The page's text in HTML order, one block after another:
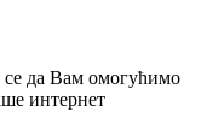
да Вам омогућимо
интернет